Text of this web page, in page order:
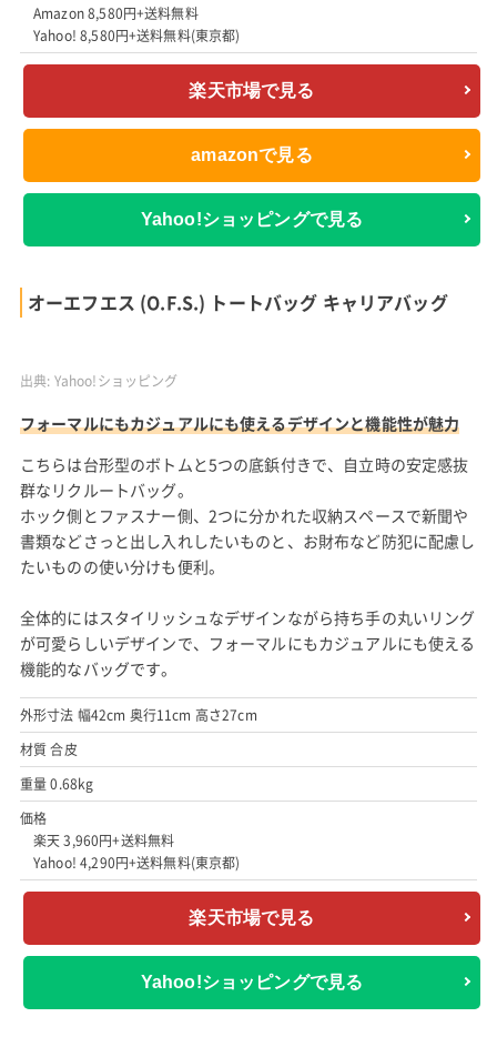
を持ちたい、というおしゃれ好きの人におすすめのレディースリ
クルートバッグです。
ステッチ入りでカラーバリエーション豊富。A4サイズ対応など
リクルートバッグに必要な機能を備えながら就職後も使用でき
る、高いデザイン性を備えたおしゃれなかばんです。
ビジネスシーンにも活用できるマットな色合いの上品さが人気で
す。
外形寸法 幅39cm 奥行11cm 高さ28cm
重量 0.65kg
Amazon 8,580円+送料無料
楽天市場で見る
amazonで見る
オーエフエス (O.F.S.) トートバッグ キャリアバッグ
出典:Yahoo!ショッピング
フォーマルにもカジュアルにも使えるデザインと機能性が魅力
こちらは台形型のボトムと5つの底鋲付きで、自立時の安定感抜
群なリクルートバッグ。
ホック側とファスナー側、2つに分かれた収納スペースで新聞や
書類などさっと出し入れしたいものと、お財布など防犯に配慮し
たいものの使い分けも便利。
全体的にはスタイリッシュなデザインながら持ち手の丸いリング
が可愛らしいデザインで、フォーマルにもカジュアルにも使える